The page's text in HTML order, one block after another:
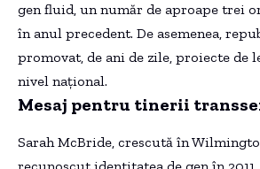
gen fluid, un număr de aproape trei
în anul precedent. De asemenea,
promovat, de ani de zile, proiecte de
nivel naţional.
Mesaj pentru tinerii
Sarah McBride, crescută în
recunoscut identitatea de gen în